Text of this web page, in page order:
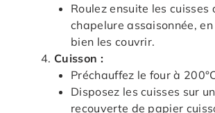
Roulez ensuite les cuisses
chapelure assaisonnée,
bien les couvrir.
Cuisson :
Préchauffez le four à
Disposez les cuisses sur
recouverte de papier